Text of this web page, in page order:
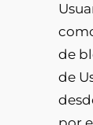
de
de